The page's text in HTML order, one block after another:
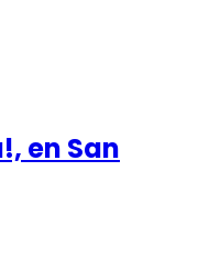
en San